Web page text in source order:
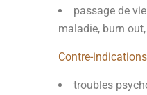
passage de
maladie, burn
Contre-
troubles